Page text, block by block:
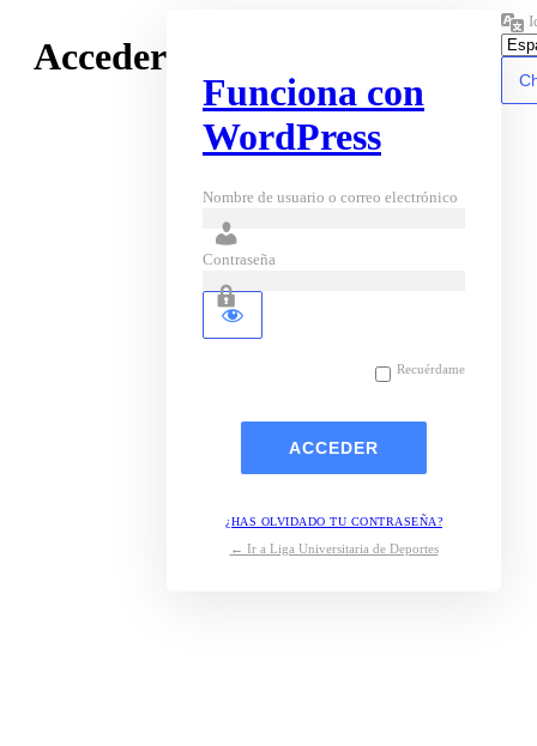
Acceder
Funciona con
WordPress
Nombre de usuario o correo electrónico
Contraseña
Recuérdame
¿HAS OLVIDADO TU CONTRASEÑA?
← Ir a Liga Universitaria de Deportes